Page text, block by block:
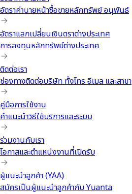
อัตราค่านายหน้าซื้อขายหลักทรัพย์ อนุพันธ์
อัตราแลกเปลี่ยนเงินตราต่างประเทศ
การลงทุนหลักทรัพย์ต่างประเทศ
ติดต่อเรา
ช่องทางติดต่อบริษัท ทั้งโทร อีเมล และสาขา
คู่มือการใช้งาน
คำแนะนำวิธีใช้บริการและระบบ
ร่วมงานกับเรา
โอกาสและตำแหน่งงานที่เปิดรับ
ผู้แนะนำลูกค้า (YAA)
สมัครเป็นผู้แนะนำลูกค้ากับ Yuanta